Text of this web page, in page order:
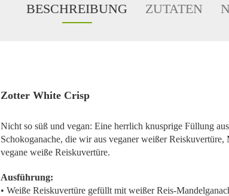
BESCHREIBUNG ZUTATEN
Zotter White Crisp
Nicht so süß und vegan: Eine herrlich knusprige Füllung
Schokoganache, die wir aus veganer weißer
vegane weiße Reiskuvertüre.
Ausführung:
• Weiße Reiskuvertüre gefüllt mit weißer Reis-